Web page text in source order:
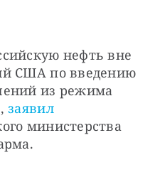
нефть вне
США по введению
из режима
заявил
министерства